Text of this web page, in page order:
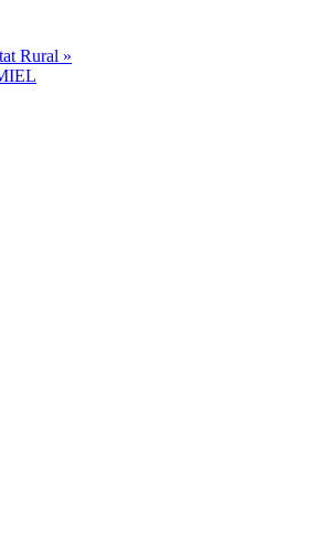
Rural »